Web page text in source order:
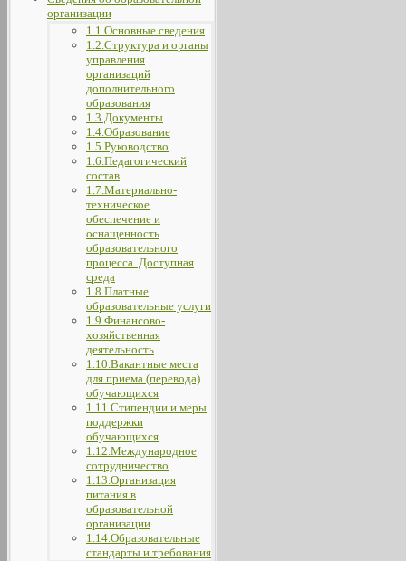
организации
1.1.Основные сведения
1.2.Структура и органы
управления
организаций
дополнительного
образования
1.3.Документы
1.4.Образование
1.5.Руководство
1.6.Педагогический
состав
1.7.Материально-
техническое
обеспечение и
оснащенность
образовательного
процесса. Доступная
среда
1.8.Платные
образовательные услуги
1.9.Финансово-
хозяйственная
деятельность
1.10.Вакантные места
для приема (перевода)
обучающихся
1.11.Стипендии и меры
поддержки
обучающихся
1.12.Международное
сотрудничество
1.13.Организация
питания в
образовательной
организации
1.14.Образовательные
стандарты и требования